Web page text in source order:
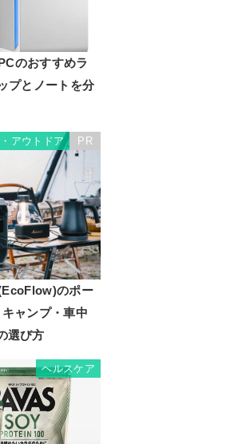
のおすすめラ
プとノートを分
アウトドア PR
のポー
ャンプ・車中
選び方
ヘルスケア